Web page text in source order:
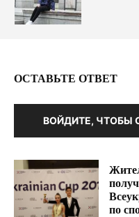
ОСТАВЬТЕ ОТВЕТ
ВОЙДИТЕ, ЧТОБЫ
по